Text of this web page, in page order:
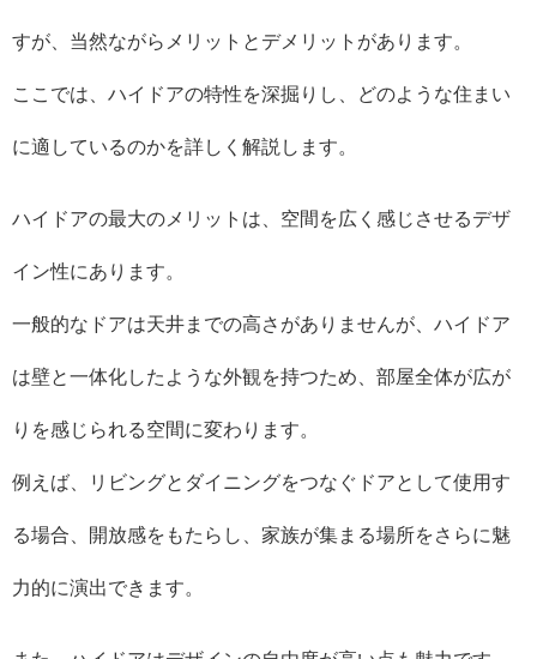
すが、当然ながらメリットとデメリットがあります。
ここでは、ハイドアの特性を深掘りし、どのような住まい
に適しているのかを詳しく解説します。
ハイドアの最大のメリットは、空間を広く感じさせるデザ
イン性にあります。
一般的なドアは天井までの高さがありませんが、ハイドア
は壁と一体化したような外観を持つため、部屋全体が広が
りを感じられる空間に変わります。
例えば、リビングとダイニングをつなぐドアとして使用す
る場合、開放感をもたらし、家族が集まる場所をさらに魅
力的に演出できます。